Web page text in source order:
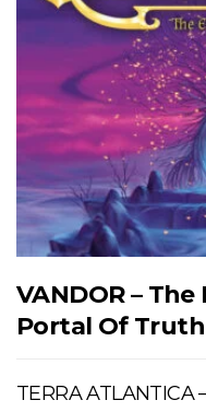
VANDOR –
Portal Of Truth
TERRA ATLANTICA